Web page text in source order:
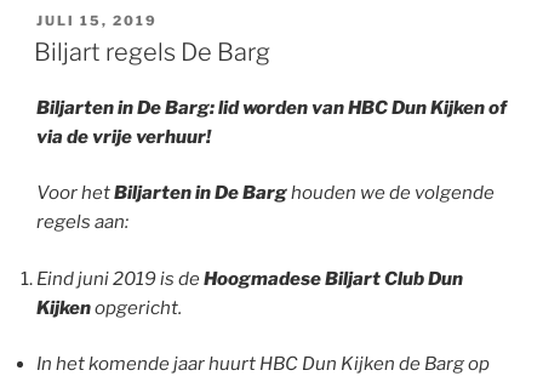
GEPLAATST
OP
JULI 15, 2019
Biljart regels De Barg
Biljarten in De Barg:lid worden van HBC Dun Kijken of
via de vrije verhuur!
Voor hetBiljarten in De Barghouden we de volgende
regels aan:
Eind juni 2019 is deHoogmadese Biljart Club Dun
Kijkenopgericht.
In het komende jaar huurt HBC Dun Kijken de Barg op